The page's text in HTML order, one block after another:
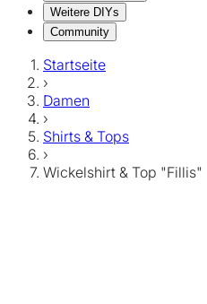
Weitere DIYs
Community
Startseite
›
Damen
›
Shirts & Tops
›
Wickelshirt & Top "Fillis"